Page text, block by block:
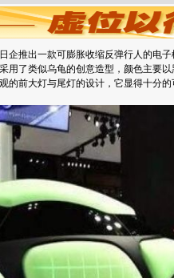
企推出一款可膨胀收缩反弹行人的电
用了类似乌龟的创意造型，颜色主要
的前大灯与尾灯的设计，它显得十分